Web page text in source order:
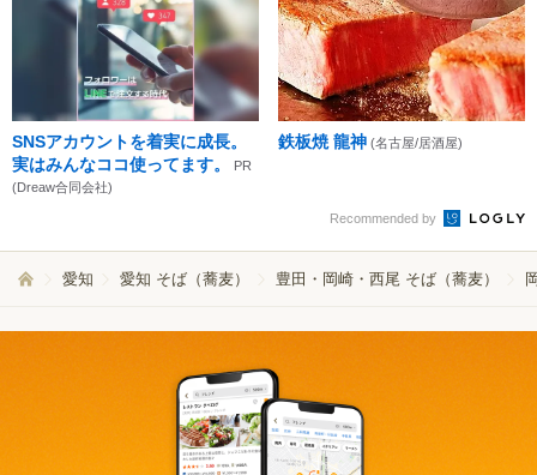
SNSアカウントを着実に成長。
実はみんなココ使ってます。
PR
(Dreaw合同会社)
鉄板焼 龍神 (名古屋/居酒屋)
Recommended by
愛知 愛知 そば（蕎麦） 豊田・岡崎・西尾 そば（蕎麦）